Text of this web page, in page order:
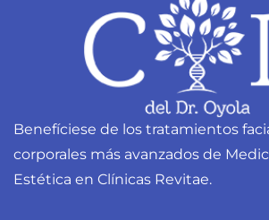
Benefíciese de los tratamientos
corporales más avanzados de
Estética en Clínicas Revitae.